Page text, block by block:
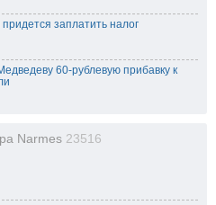
заплатить налог
60-рублевую прибавку к
Narmes 23516